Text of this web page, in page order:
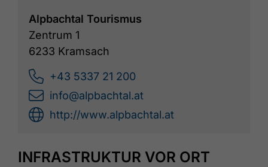
Alpbachtal Tourismus
Zentrum 1
6233 Kramsach
+43 5337 21 200
info@alpbachtal.at
http://www.alpbachtal.at
INFRASTRUKTUR VOR ORT